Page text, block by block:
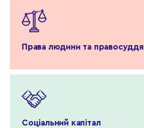
Права людини та правосуддя
Соціальний капітал